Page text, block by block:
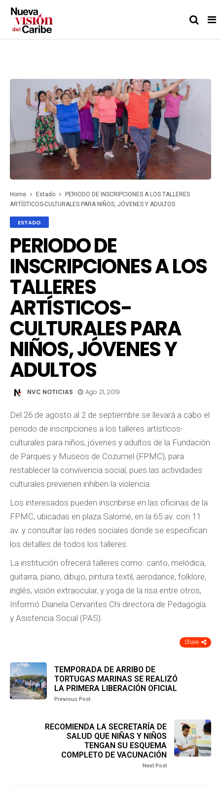
Home Estado
PERIODO DE INSCRIPCIONES A LOS TALLERES
ARTÍSTICOS-CULTURALES PARA NIÑOS, JÓVENES Y ADULTOS
ESTADO
PERIODO DE
INSCRIPCIONES A LOS
TALLERES
ARTÍSTICOS-
CULTURALES PARA
NIÑOS, JÓVENES Y
ADULTOS
NVC NOTICIAS Ago 21, 2019
Del 26 de agosto al 2 de septiembre se llevará a cabo el
periodo de inscripciones a los talleres artísticos-
culturales para niños, jóvenes y adultos de la Fundación
de Parques y Museos de Cozumel (FPMC), para
restablecer la convivencia social, pues las actividades
culturales previenen inhiben la violencia.
Los interesados pueden inscribirse en las oficinas de la
FPMC, ubicadas en plaza Salomé, en la 65 av. con 11
av. y consultar las redes sociales donde se especifican
los detalles de todos los talleres.
La institución ofrecerá talleres como: canto, melódica,
guitarra, piano, dibujo, pintura textil, aerodance, folklore,
inglés, visión extraocular, y yoga de la risa entre otros,
Informó Dianela Cervantes Chi directora de Pedagogía
y Asistencia Social (PAS).
Share
TEMPORADA DE ARRIBO DE
TORTUGAS MARINAS SE REALIZÓ
LA PRIMERA LIBERACIÓN OFICIAL
Previous Post
RECOMIENDA LA SECRETARÍA DE
SALUD QUE NIÑAS Y NIÑOS
TENGAN SU ESQUEMA
COMPLETO DE VACUNACIÓN
Next Post